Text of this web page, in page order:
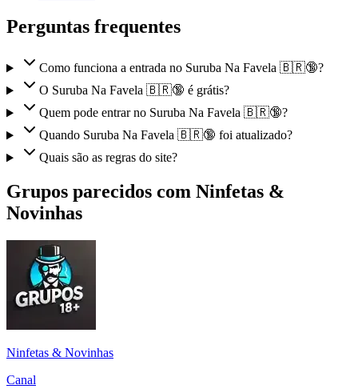
Perguntas frequentes
Como funciona a entrada no Suruba Na Favela 🇧🇷🔞?
O Suruba Na Favela 🇧🇷🔞 é grátis?
Quem pode entrar no Suruba Na Favela 🇧🇷🔞?
Quando Suruba Na Favela 🇧🇷🔞 foi atualizado?
Quais são as regras do site?
Grupos parecidos com Ninfetas &
Novinhas
Ninfetas & Novinhas
Canal